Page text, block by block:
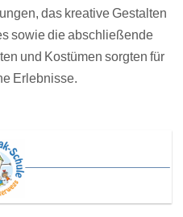
das kreative Gestalten
sowie die abschließende
und Kostümen sorgten für
Erlebnisse.